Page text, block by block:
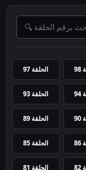
الحلقة 97
الحلقة 93
الحلقة 89
الحلقة 85
الحلقة 81